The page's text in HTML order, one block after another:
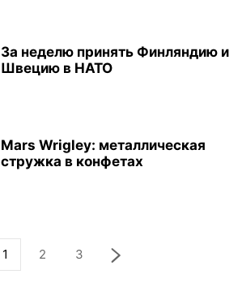
За неделю принять Финляндию и
Швецию в НАТО
Mars Wrigley: металлическая
стружка в конфетах
1 2 3